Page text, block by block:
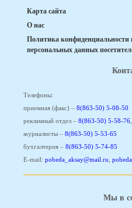
Карта сайта
О нас
Политика конфиденциальности
персональных данных
Телефоны:
приемная (факс) – 8(863-50) 5-08-50
рекламный отдел – 8(863-50) 5-58-76,
журналисты – 8(863-50) 5-53-65
бухгалтерия – 8(863-50) 5-74-85
E-mail: pobeda_aksay@mail.ru,
Мы в